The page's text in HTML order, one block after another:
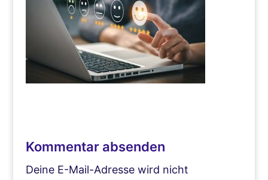
Kommentar absenden
Deine E-Mail-Adresse wird nicht